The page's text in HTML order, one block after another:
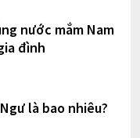
nước mắm Nam
đình
là bao nhiêu?